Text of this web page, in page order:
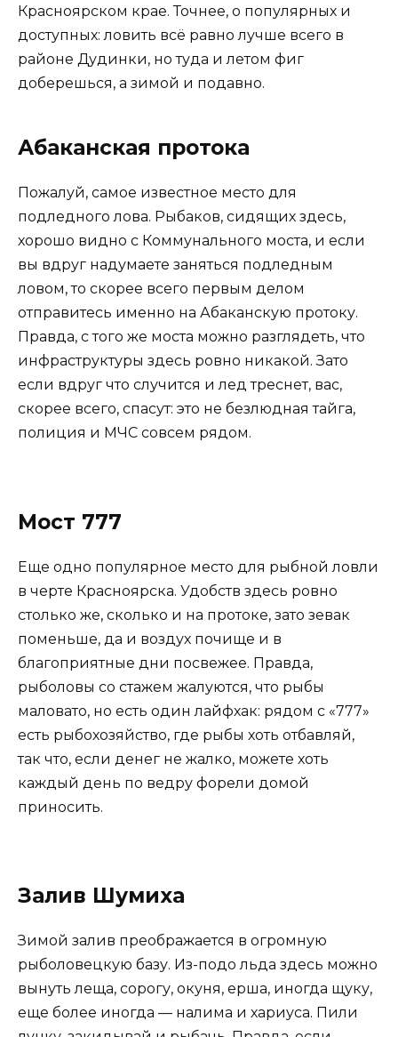
Красноярском крае. Точнее, о популярных и
доступных: ловить всё равно лучше всего в
районе Дудинки, но туда и летом фиг
доберешься, а зимой и подавно.
Абаканская протока
Пожалуй, самое известное место для
подледного лова. Рыбаков, сидящих здесь,
хорошо видно с Коммунального моста, и если
вы вдруг надумаете заняться подледным
ловом, то скорее всего первым делом
отправитесь именно на Абаканскую протоку.
Правда, с того же моста можно разглядеть, что
инфраструктуры здесь ровно никакой. Зато
если вдруг что случится и лед треснет, вас,
скорее всего, спасут: это не безлюдная тайга,
полиция и МЧС совсем рядом.
Мост 777
Еще одно популярное место для рыбной ловли
в черте Красноярска. Удобств здесь ровно
столько же, сколько и на протоке, зато зевак
поменьше, да и воздух почище и в
благоприятные дни посвежее. Правда,
рыболовы со стажем жалуются, что рыбы
маловато, но есть один лайфхак: рядом с «777»
есть рыбохозяйство, где рыбы хоть отбавляй,
так что, если денег не жалко, можете хоть
каждый день по ведру форели домой
приносить.
Залив Шумиха
Зимой залив преображается в огромную
рыболовецкую базу. Из-подо льда здесь можно
вынуть леща, сорогу, окуня, ерша, иногда щуку,
еще более иногда — налима и хариуса. Пили